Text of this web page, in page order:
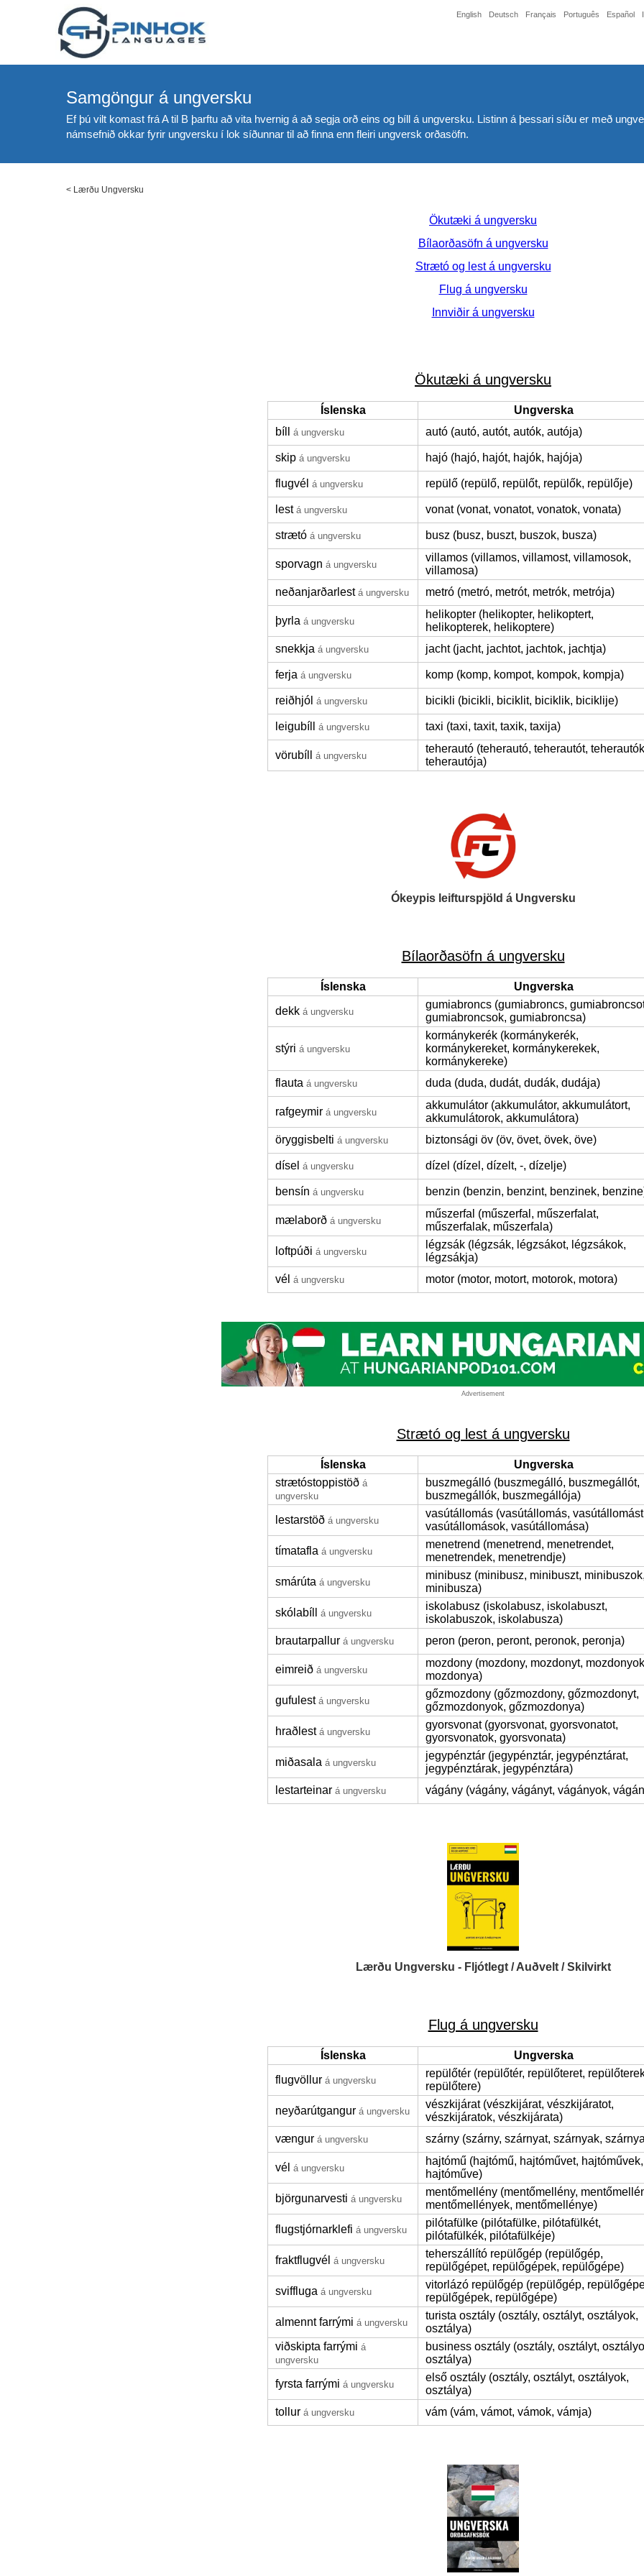
English Deutsch Français Português Español
Samgöngur á ungversku
Ef þú vilt komast frá A til B þarftu að vita hvernig á að segja orð eins og bíll á ungversku. Listinn á þessari síðu er með
námsefnið okkar fyrir ungversku í lok síðunnar til að finna enn fleiri ungversk orðasöfn.
< Lærðu Ungversku
Ökutæki á ungversku
Bílaorðasöfn á ungversku
Strætó og lest á ungversku
Flug á ungversku
Innviðir á ungversku
Ökutæki á ungversku
Íslenska
Ungverska
bíll
á ungversku autó (autó, autót, autók, autója)
skip á ungversku hajó (hajó, hajót, hajók, hajója)
flugvél á ungversku repülő (repülő, repülőt, repülők, repülője)
lest á ungversku vonat (vonat, vonatot, vonatok, vonata)
strætó á ungversku busz (busz, buszt, buszok, busza)
sporvagn á ungversku
villamos (villamos, villamost, villamosok,
villamosa)
neðanjarðarlest á ungversku metró (metró, metrót, metrók, metrója)
þyrla á ungversku
helikopter (helikopter, helikoptert,
helikopterek, helikoptere)
snekkja á ungversku jacht (jacht, jachtot, jachtok, jachtja)
ferja á ungversku komp (komp, kompot, kompok, kompja)
reiðhjól á ungversku bicikli (bicikli, biciklit, biciklik, biciklije)
leigubíll á ungversku taxi (taxi, taxit, taxik, taxija)
vörubíll á ungversku
teherautó (teherautó, teherautót,
teherautója)
Ókeypis leifturspjöld á Ungversku
Bílaorðasöfn á ungversku
Íslenska
Ungverska
dekk á ungversku
gumiabroncs (gumiabroncs,
gumiabroncsok, gumiabroncsa)
stýri á ungversku
kormánykerék (kormánykerék,
kormánykereket, kormánykerekek,
kormánykereke)
flauta á ungversku duda (duda, dudát, dudák, dudája)
rafgeymir á ungversku
akkumulátor (akkumulátor, akkumulátort,
akkumulátorok, akkumulátora)
öryggisbelti á ungversku biztonsági öv (öv, övet, övek, öve)
dísel á ungversku dízel (dízel, dízelt, -, dízelje)
bensín á ungversku benzin (benzin, benzint, benzinek,
mælaborð á ungversku
műszerfal (műszerfal, műszerfalat,
műszerfalak, műszerfala)
loftpúði á ungversku
légzsák (légzsák, légzsákot, légzsákok,
légzsákja)
vél á ungversku motor (motor, motort, motorok, motora)
Advertisement
Strætó og lest á ungversku
Íslenska
Ungverska
strætóstoppistöð á
ungversku
buszmegálló (buszmegálló, buszmegállót,
buszmegállók, buszmegállója)
lestarstöð á ungversku
vasútállomás (vasútállomás,
vasútállomások, vasútállomása)
tímatafla á ungversku
menetrend (menetrend, menetrendet,
menetrendek, menetrendje)
smárúta á ungversku
minibusz (minibusz, minibuszt,
minibusza)
skólabíll
á ungversku
iskolabusz (iskolabusz, iskolabuszt,
iskolabuszok, iskolabusza)
brautarpallur á ungversku peron (peron, peront, peronok, peronja)
eimreið á ungversku
mozdony (mozdony, mozdonyt,
mozdonya)
gufulest á ungversku
gőzmozdony (gőzmozdony, gőzmozdonyt,
gőzmozdonyok, gőzmozdonya)
hraðlest á ungversku
gyorsvonat (gyorsvonat, gyorsvonatot,
gyorsvonatok, gyorsvonata)
miðasala á ungversku
jegypénztár (jegypénztár, jegypénztárat,
jegypénztárak, jegypénztára)
lestarteinar á ungversku vágány (vágány, vágányt, vágányok,
Lærðu Ungversku - Fljótlegt / Auðvelt / Skilvirkt
Flug á ungversku
Íslenska
Ungverska
flugvöllur á ungversku
repülőtér (repülőtér, repülőteret,
repülőtere)
neyðarútgangur á ungversku
vészkijárat (vészkijárat, vészkijáratot,
vészkijáratok, vészkijárata)
vængur á ungversku szárny (szárny, szárnyat, szárnyak,
vél á ungversku
hajtómű (hajtómű, hajtóművet, hajtóművek,
hajtóműve)
björgunarvesti á ungversku
mentőmellény (mentőmellény,
mentőmellények, mentőmellénye)
flugstjórnarklefi á ungversku
pilótafülke (pilótafülke, pilótafülkét,
pilótafülkék, pilótafülkéje)
fraktflugvél á ungversku
teherszállító repülőgép (repülőgép,
repülőgépet, repülőgépek, repülőgépe)
sviffluga á ungversku
vitorlázó repülőgép (repülőgép,
repülőgépek, repülőgépe)
almennt farrými á ungversku
turista osztály (osztály, osztályt, osztályok,
osztálya)
viðskipta farrými á
ungversku
business osztály (osztály, osztályt,
osztálya)
fyrsta farrými á ungversku
első osztály (osztály, osztályt, osztályok,
osztálya)
tollur á ungversku vám (vám, vámot, vámok, vámja)